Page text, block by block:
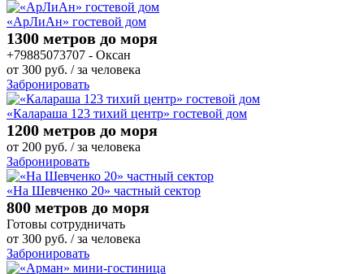
«АрЛиАн» гостевой дом
1300 метров до моря
+79885073707 - Оксан
от 300 руб. / за человека
Забронировать
«Калараша 123 тихий центр» гостевой дом
1200 метров до моря
от 200 руб. / за человека
Забронировать
«На Шевченко 20» частный сектор
800 метров до моря
Готовы сотрудничать
от 300 руб. / за человека
Забронировать